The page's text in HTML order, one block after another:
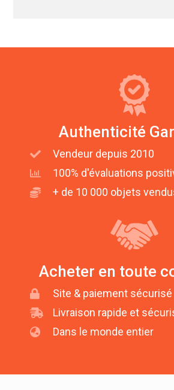
Authenticité
Vendeur depuis 2010
100% d'évaluations
+ de 10 000 objets
Acheter en toute
Site & paiement sécurisé
Livraison rapide et
Dans le monde entier